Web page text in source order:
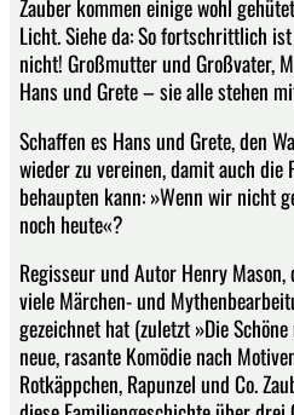
Zauber kommen einige wohl
Licht. Siehe da: So fortschrittlich
nicht! Großmutter und Großvater,
Hans und Grete – sie alle stehen
Schaffen es Hans und Grete, den
wieder zu vereinen, damit auch die
behaupten kann: »Wenn wir nicht
noch heute«?
Regisseur und Autor Henry
viele Märchen- und
gezeichnet hat (zuletzt »Die
neue, rasante Komödie nach
Rotkäppchen, Rapunzel und Co.